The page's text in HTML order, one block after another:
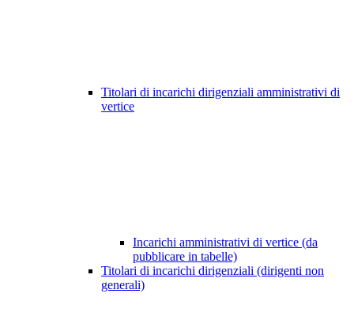
Titolari di incarichi dirigenziali amministrativi di
vertice
Incarichi amministrativi di vertice (da
pubblicare in tabelle)
Titolari di incarichi dirigenziali (dirigenti non
generali)